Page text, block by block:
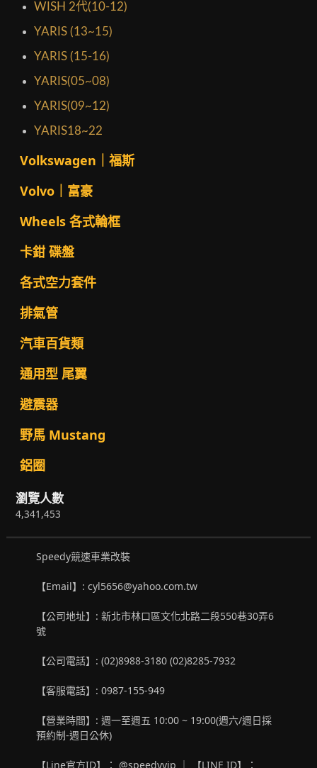
WISH 2代(10-12)
YARIS (13~15)
YARIS (15-16)
YARIS(05~08)
YARIS(09~12)
YARIS18~22
Volkswagen｜福斯
Volvo｜富豪
Wheels 各式輪框
卡鉗 碟盤
各式空力套件
排氣管
汽車百貨類
通用型 尾翼
避震器
野馬 Mustang
鋁圈
瀏覽人數
4,341,453
Speedy競速車業改裝
【Email】: cyl5656@yahoo.com.tw
【公司地址】: 新北市林口區文化北路二段550巷30弄6
號
【公司電話】: (02)8988-3180 (02)8285-7932
【客服電話】: 0987-155-949
【營業時間】: 週一至週五 10:00 ~ 19:00(週六/週日採
預約制-週日公休)
【Line官方ID】： @speedyvip ｜ 【LINE ID】：